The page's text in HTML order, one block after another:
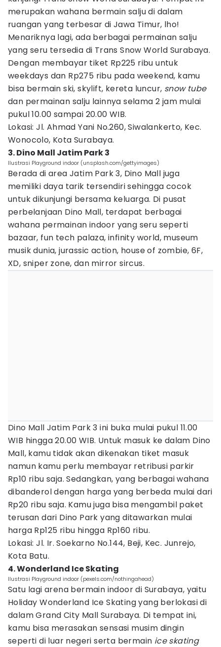
merupakan wahana bermain salju di dalam
ruangan yang terbesar di Jawa Timur, lho!
Menariknya lagi, ada berbagai permainan salju
yang seru tersedia di Trans Snow World Surabaya.
Dengan membayar tiket Rp225 ribu untuk
weekdays dan Rp275 ribu pada weekend, kamu
bisa bermain ski, skylift, kereta luncur, snow tube
dan permainan salju lainnya selama 2 jam mulai
pukul 10.00 sampai 20.00 WIB.
Lokasi: Jl. Ahmad Yani No.260, Siwalankerto, Kec.
Wonocolo, Kota Surabaya.
3. Dino Mall Jatim Park 3
Ilustrasi Playground indoor (unsplash.com/gettyimages)
Berada di area Jatim Park 3, Dino Mall juga
memiliki daya tarik tersendiri sehingga cocok
untuk dikunjungi bersama keluarga. Di pusat
perbelanjaan Dino Mall, terdapat berbagai
wahana permainan indoor yang seru seperti
bazaar, fun tech palaza, infinity world, museum
musik dunia, jurassic action, house of zombie, 6F,
XD, sniper zone, dan mirror sircus.
Dino Mall Jatim Park 3 ini buka mulai pukul 11.00
WIB hingga 20.00 WIB. Untuk masuk ke dalam Dino
Mall, kamu tidak akan dikenakan tiket masuk
namun kamu perlu membayar retribusi parkir
Rp10 ribu saja. Sedangkan, yang berbagai wahana
dibanderol dengan harga yang berbeda mulai dari
Rp20 ribu saja. Kamu juga bisa mengambil paket
terusan dari Dino Park yang ditawarkan mulai
harga Rp125 ribu hingga Rp160 ribu.
Lokasi: Jl. Ir. Soekarno No.144, Beji, Kec. Junrejo,
Kota Batu.
4. Wonderland Ice Skating
Ilustrasi Playground indoor (pexels.com/nothingahead)
Satu lagi arena bermain indoor di Surabaya, yaitu
Holiday Wonderland Ice Skating yang berlokasi di
dalam Grand City Mall Surabaya. Di tempat ini,
kamu bisa merasakan sensasi musim dingin
seperti di luar negeri serta bermain ice skating